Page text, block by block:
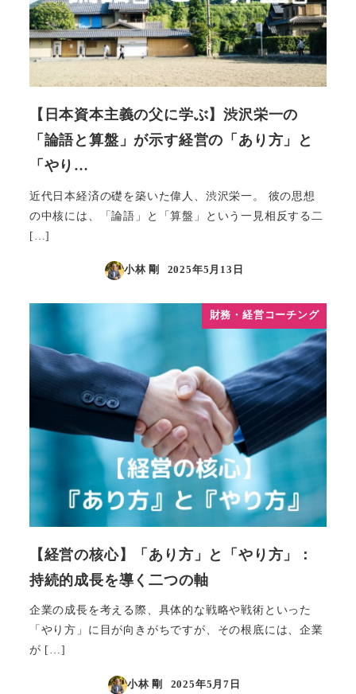
【日本資本主義の父に学ぶ】渋沢栄一の
「論語と算盤」が示す経営の「あり方」と
「やり…
近代日本経済の礎を築いた偉人、渋沢栄一。 彼の思想
の中核には、「論語」と「算盤」という一見相反する二
[…]
小林 剛
投稿日
2025年5月13日
財務・経営コーチング
【経営の核心】「あり方」と「やり方」：
持続的成長を導く二つの軸
企業の成長を考える際、具体的な戦略や戦術といった
「やり方」に目が向きがちですが、その根底には、企業
が […]
小林 剛 2025年5月7日